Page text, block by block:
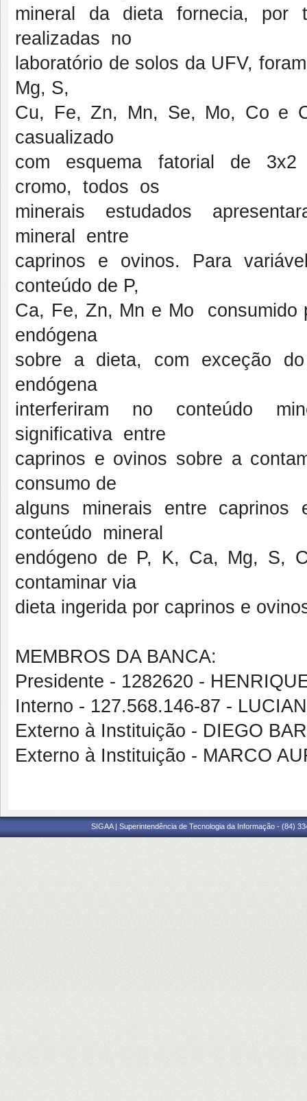
mineral da dieta fornecia, por
realizadas no
laboratório de solos da UFV,
Mg, S,
Cu, Fe, Zn, Mn, Se, Mo, Co e
casualizado
com esquema fatorial de
cromo, todos os
minerais estudados
mineral entre
caprinos e ovinos. Para
conteúdo de P,
Ca, Fe, Zn, Mn e Mo
endógena
sobre a dieta, com exceção
endógena
interferiram no conteúdo
significativa entre
caprinos e ovinos sobre a
consumo de
alguns minerais entre
conteúdo mineral
endógeno de P, K, Ca, Mg, S,
contaminar via
dieta ingerida por caprinos e
MEMBROS DA BANCA:
Presidente - 1282620 -
Interno - 127.568.146-87 -
Externo à Instituição - DIEGO
Externo à Instituição - MARCO
SIGAA | Superintendência de Tecnologia da Informação - (84)